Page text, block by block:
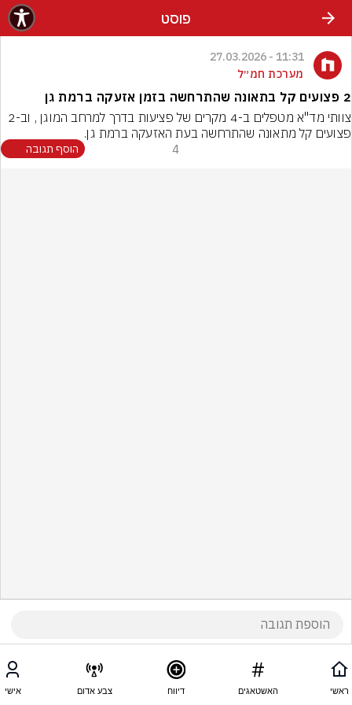
פוסט
11:31 - 27.03.2026
מערכת חמ״ל
2 פצועים קל בתאונה שהתרחשה בזמן אזעקה ברמת גן
פצועים קל מתאונה שהתרחשה בעת האזעקה ברמת גן.
4 הוסף תגובה
ראשי האשטאגים דיווח צבע אדום אישי